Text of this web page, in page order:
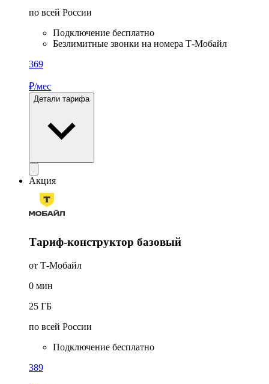
по всей России
Подключение бесплатно
Безлимитные звонки на номера Т-Мобайл
369
₽/мес
Детали тарифа
Акция
Тариф-конструктор базовый
от Т-Мобайл
0 мин
25 ГБ
по всей России
Подключение бесплатно
389